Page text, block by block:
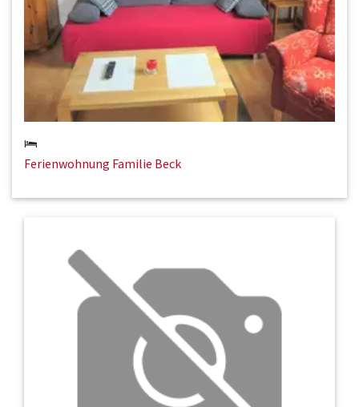
Ferienwohnung Familie Beck